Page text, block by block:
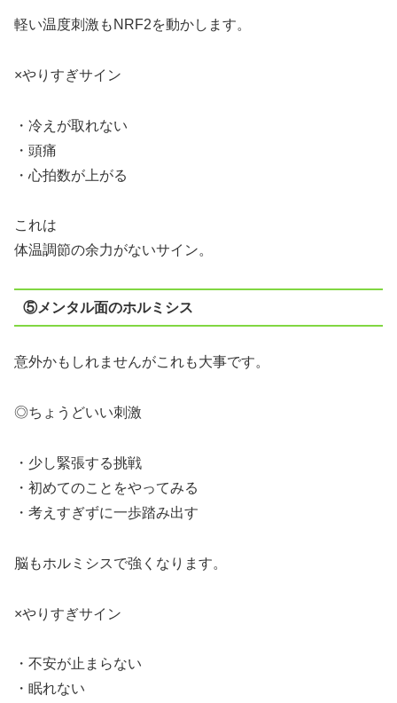
軽い温度刺激もNRF2を動かします。
×やりすぎサイン
・冷えが取れない
・頭痛
・心拍数が上がる
これは
体温調節の余力がないサイン。
⑤メンタル面のホルミシス
意外かもしれませんがこれも大事です。
◎ちょうどいい刺激
・少し緊張する挑戦
・初めてのことをやってみる
・考えすぎずに一歩踏み出す
脳もホルミシスで強くなります。
×やりすぎサイン
・不安が止まらない
・眠れない